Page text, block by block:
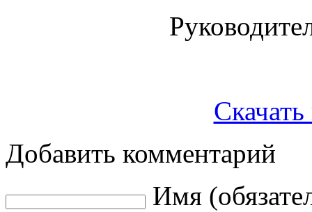
Добавить комментарий
Имя